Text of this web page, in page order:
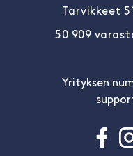
Tarvikkeet
50 909
Yrityksen